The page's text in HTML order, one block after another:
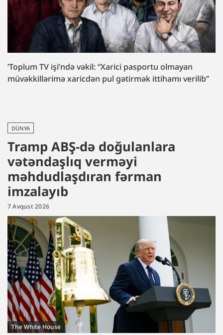
‘Toplum TV işi’ndə vəkil: “Xarici pasportu olmayan
müvəkkillərimə xaricdən pul gətirmək ittihamı verilib”
DÜNYA
Tramp ABŞ-də doğulanlara
vətəndaşlıq verməyi
məhdudlaşdıran fərman
imzalayıb
7 Avqust 2026
The White House